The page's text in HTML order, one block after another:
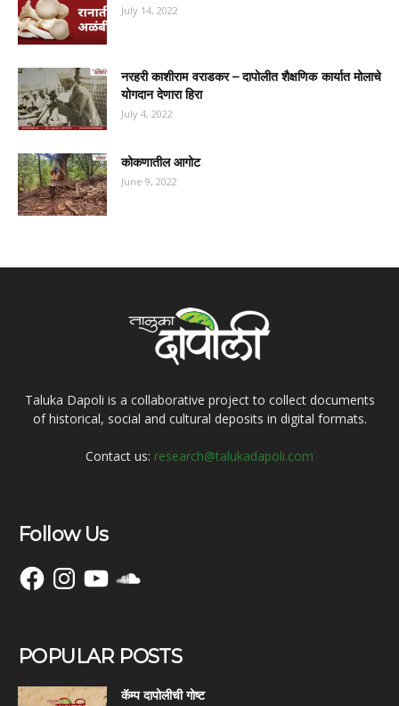
July 14, 2022
नरहरी काशीराम वराडकर – दापोलीत शैक्षणिक कार्यात मोलाचे
योगदान देणारा हिरा
July 4, 2022
कोकणातील आगोट
June 9, 2022
Taluka Dapoli is a collaborative project to collect documents
of historical, social and cultural deposits in digital formats.
Contact us: research@talukadapoli.com
Follow Us
FacebookInstagramYouTubeSoundCloud
POPULAR POSTS
कॅम्प दापोलीची गोष्ट